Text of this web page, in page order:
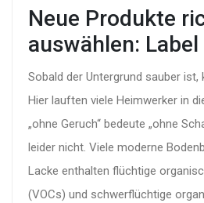
Neue Produkte
auswählen:
Sobald der Untergrund sauber ist,
Hier lauften viele Heimwerker in
„ohne Geruch“ bedeute „ohne
leider nicht. Viele moderne
Lacke enthalten flüchtige
(VOCs) und schwerflüchtige